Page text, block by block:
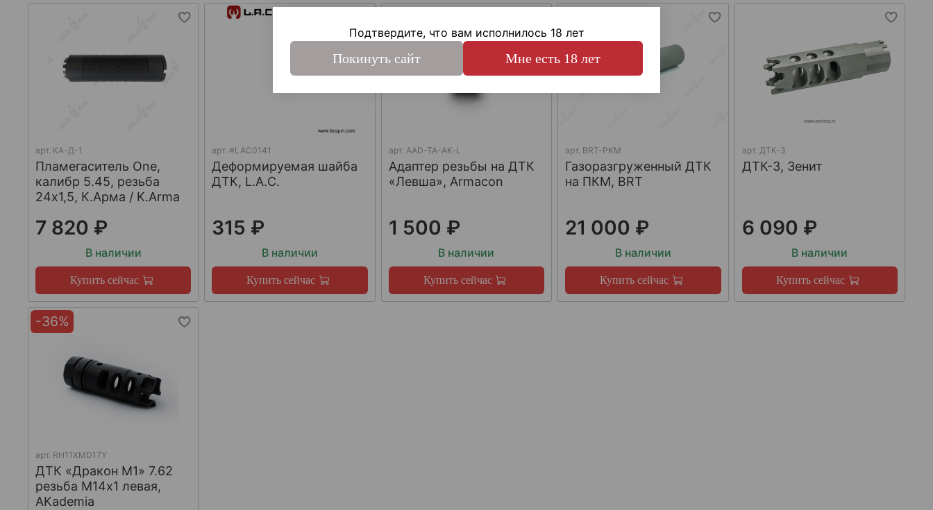
арт. КА-Д-1
Пламегаситель One,
калибр 5.45, резьба
24х1,5, К.Арма / K.Arma
7 820 ₽
В наличии
Купить сейчас
арт.#LAC0141
Деформируемая шайба
ДТК, L.A.C.
315 ₽
В наличии
Купить сейчас
арт. AAD-TA-AK-L
Адаптер резьбы на ДТК
«Левша», Armacon
1 500 ₽
В наличии
Купить сейчас
арт. BRT-PKM
Газоразгруженный ДТК
на ПКМ, BRT
21 000 ₽
В наличии
Купить сейчас
арт. ДТК-3
ДТК-3, Зенит
6 090 ₽
В наличии
Купить сейчас
-36%
арт. RH11XMD17Y
ДТК «Дракон М1» 7.62
резьба М14х1 левая,
AKademia
Подтвердите, что вам исполнилось 18 лет
Покинуть сайт Мне есть 18 лет